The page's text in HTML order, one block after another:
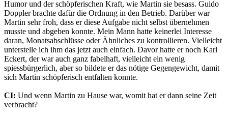
Humor und der schöpferischen Kraft, wie Martin sie besass. Guido
Doppler brachte dafür die Ordnung in den Betrieb. Darüber war
Martin sehr froh, dass er diese Aufgabe nicht selbst übernehmen
musste und abgeben konnte. Mein Mann hatte keinerlei Interesse
daran, Monatsabschlüsse oder Ähnliches zu kontrollieren. Vielleicht
unterstelle ich ihm das jetzt auch einfach. Davor hatte er noch Karl
Eckert, der war auch ganz fabelhaft, vielleicht ein wenig
spiessbürgerlich, aber so bildete er das nötige Gegengewicht, damit
sich Martin schöpferisch entfalten konnte.
CI: Und wenn Martin zu Hause war, womit hat er dann seine Zeit
verbracht?